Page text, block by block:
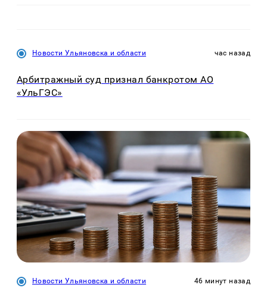
Новости Ульяновска и области час назад
Арбитражный суд признал банкротом АО
«УльГЭС»
Новости Ульяновска и области 46 минут назад